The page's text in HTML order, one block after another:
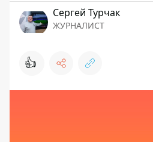
Сергей Турчак
ЖУРНАЛИСТ
👍